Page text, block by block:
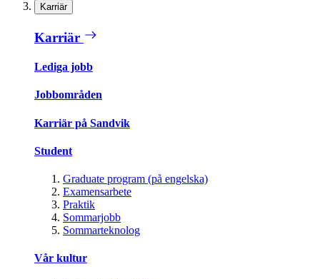
Karriär
Karriär
Lediga jobb
Jobbområden
Karriär på Sandvik
Student
Graduate program (på engelska)
Examensarbete
Praktik
Sommarjobb
Sommarteknolog
Vår kultur